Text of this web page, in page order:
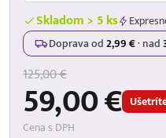
Skladom > 5 ks
Doprava od2,99 €·nad
125,00 €
59,00 €
Cena s DPH